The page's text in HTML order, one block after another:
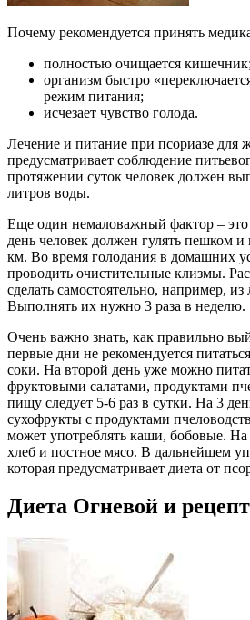
Почему рекомендуется принять
полностью очищается кишечник;
организм быстро
режим питания;
исчезает чувство голода.
Лечение и питание при псориазе
предусматривает соблюдение
протяжении суток человек должен
литров воды.
Еще один немаловажный фактор –
день человек должен гулять пешком и
км. Во время голодания в домашних
проводить очистительные клизмы.
сделать самостоятельно, например, из
Выполнять их нужно 3 раза в неделю.
Очень важно знать, как правильно
первые дни не рекомендуется
соки. На второй день уже можно
фруктовыми салатами, продуктами
пищу следует 5-6 раз в сутки. На 3
сухофрукты с продуктами
может употреблять каши, бобовые. На
хлеб и постное мясо. В дальнейшем
которая предусматривает диета от
Диета Огневой и